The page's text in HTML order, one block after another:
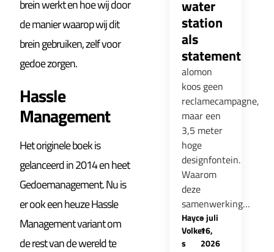
brein werkt en hoe wij door
de manier waarop wij dit
brein gebruiken, zelf voor
gedoe zorgen.
Hassle
Management
Het originele boek is
gelanceerd in 2014 en heet
Gedoemanagement. Nu is
er ook een heuze Hassle
Management variant om
de rest van de wereld te
water
station
als
statement
alomon
koos geen
reclamecampagne,
maar een
3,5 meter
hoge
designfontein.
Waarom
deze
samenwerking…
Hayco
Volker
s
-juli
16,
2026